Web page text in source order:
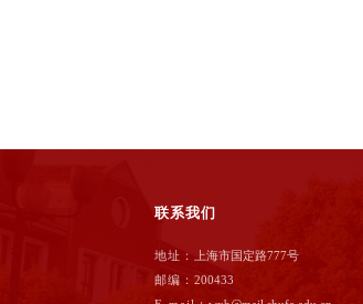
联系我们
地址：
上海市国定路777号
邮编： 200433